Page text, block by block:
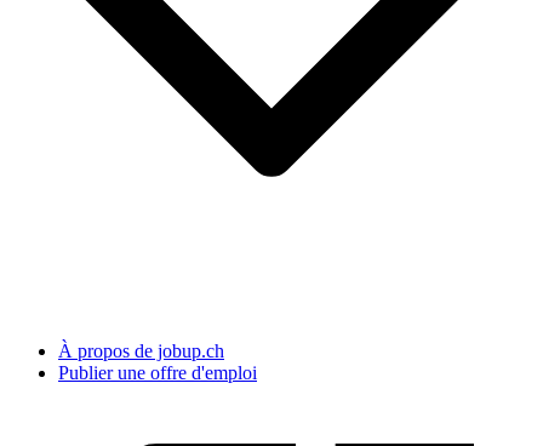
À propos de jobup.ch
Publier une offre d'emploi